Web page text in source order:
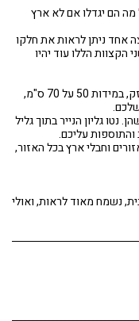
מה הם יגדלו אם לא ארץ
אחד ניתן לראות את חלקו
הללו עוד יהיו
המפה שלנו מגיעה על בסיס גליון נייר איכותי וחזק, במידות 50 על 70 ס"מ,
גליון הנייר בתוך גליל
וחבלי ארץ בכל האזור,
נשמח מאוד לראות, ואולי